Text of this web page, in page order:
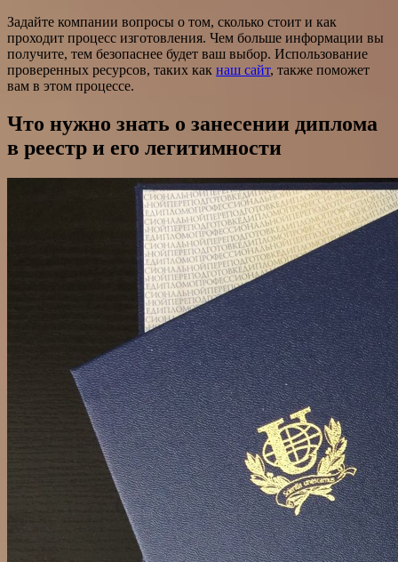
Задайте компании вопросы о том, сколько стоит и как
проходит процесс изготовления. Чем больше информации вы
получите, тем безопаснее будет ваш выбор. Использование
проверенных ресурсов, таких как наш сайт, также поможет
вам в этом процессе.
Что нужно знать о занесении диплома
в реестр и его легитимности